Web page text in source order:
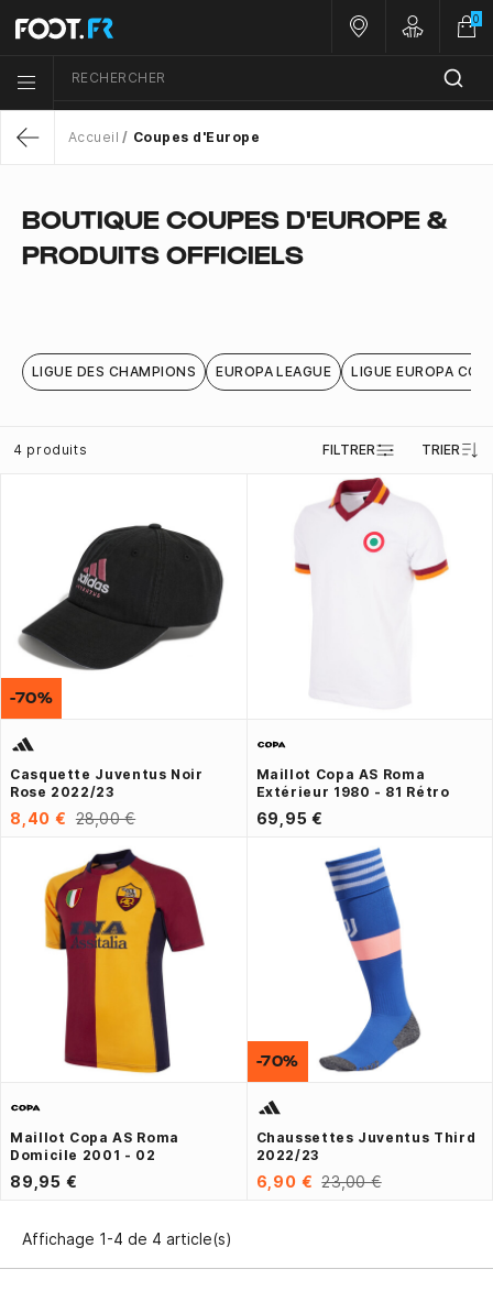
Menu list icon
RECHERCHER
Nos magasins
Customer
0
Accueil Coupes d'Europe
BOUTIQUE COUPES D'EUROPE &
PRODUITS OFFICIELS
LIGUE DES CHAMPIONS EUROPA LEAGUE LIGUE EUROPA
4 produits FILTRER TRIER
Casquette Juventus Noir
Rose 2022/23
8,40 € 28,00 €
-70%
Maillot Copa AS Roma
Extérieur 1980 - 81 Rétro
69,95 €
Maillot Copa AS Roma
Domicile 2001 - 02
89,95 €
Chaussettes Juventus Third
2022/23
6,90 € 23,00 €
-70%
Affichage 1-4 de 4 article(s)